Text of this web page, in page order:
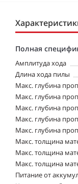
Полная
Амплитуда хода
Длина хода пилы
Макс. глубина
Макс. глубина
Макс. глубина
Макс. глубина
Макс. глубина
Макс. толщина
Макс. толщина
Макс. толщина
Питание от